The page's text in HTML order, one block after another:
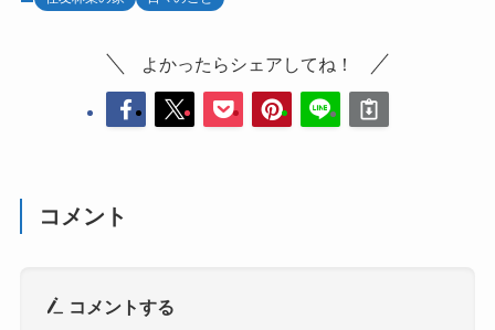
よかったらシェアしてね！
コメント
コメントする